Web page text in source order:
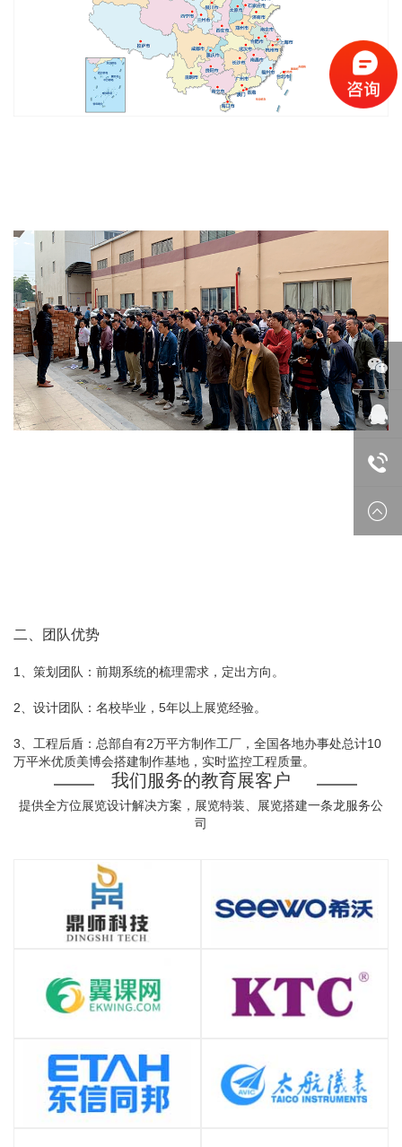
二、团队优势
1、策划团队：前期系统的梳理需求，定出方向。
2、设计团队：名校毕业，5年以上展览经验。
3、工程后盾：总部自有2万平方制作工厂，全国各地办事处总计10
万平米优质美博会搭建制作基地，实时监控工程质量。
我们服务的教育展客户
提供全方位展览设计解决方案，展览特装、展览搭建一条龙服务公
司
微
在